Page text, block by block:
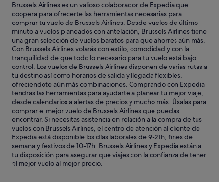
Brussels Airlines es un valioso colaborador de Expedia que
coopera para ofrecerte las herramientas necesarias para
comprar tu vuelo de Brussels Airlines. Desde vuelos de último
minuto a vuelos planeados con antelación, Brussels Airlines tiene
una gran selección de vuelos baratos para que ahorres aún más.
Con Brussels Airlines volarás con estilo, comodidad y con la
tranquilidad de que todo lo necesario para tu vuelo está bajo
control. Los vuelos de Brussels Airlines disponen de varias rutas a
tu destino así como horarios de salida y llegada flexibles,
ofreciendote aún más combinaciones. Comprando con Expedia
tendrás las herramientas para ayudarte a planear tu mejor viaje,
desde calendarios a alertas de precios y mucho más. Úsalas para
comprar el mejor vuelo de Brussels Airlines que puedas
encontrar. Si necesitas asistencia en relación a la compra de tus
vuelos con Brussels Airlines, el centro de atención al cliente de
Expedia está disponible los días laborales de 9-21h; fines de
semana y festivos de 10-17h. Brussels Airlines y Expedia están a
tu disposición para asegurar que viajes con la confianza de tener
el mejor vuelo al mejor precio.